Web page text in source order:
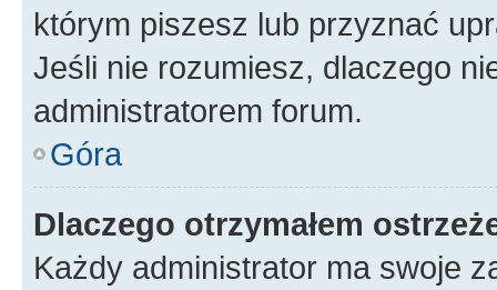
którym piszesz lub przyznać
Jeśli nie rozumiesz, dlaczego
administratorem forum.
Góra
Dlaczego otrzymałem
Każdy administrator ma swoje